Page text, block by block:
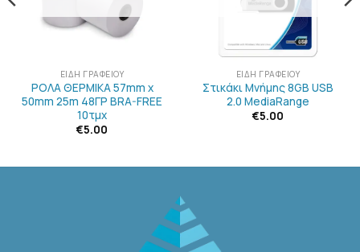
ΕΊΔΗ ΓΡΑΦΕΊΟΥ
ΡΟΛΑ ΘΕΡΜΙΚΑ 57mm x
50mm 25m 48ΓΡ BRA-FREE
10τμχ
€5.00
ΕΊΔΗ ΓΡΑΦΕΊΟΥ
Στικάκι Μνήμης 8GB USB
2.0 MediaRange
€5.00